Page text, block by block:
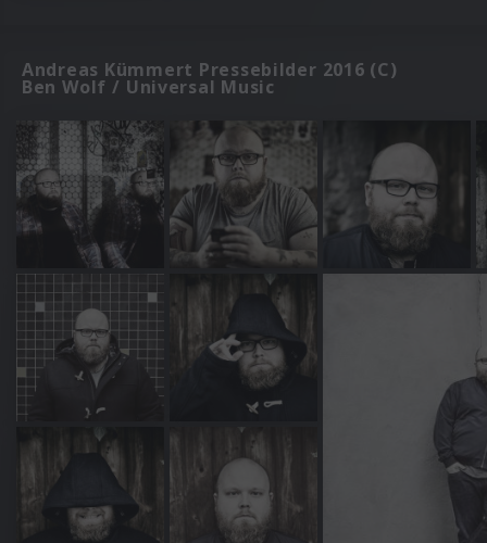
Andreas Kümmert Pressebilder 2016 (C)
Ben Wolf / Universal Music